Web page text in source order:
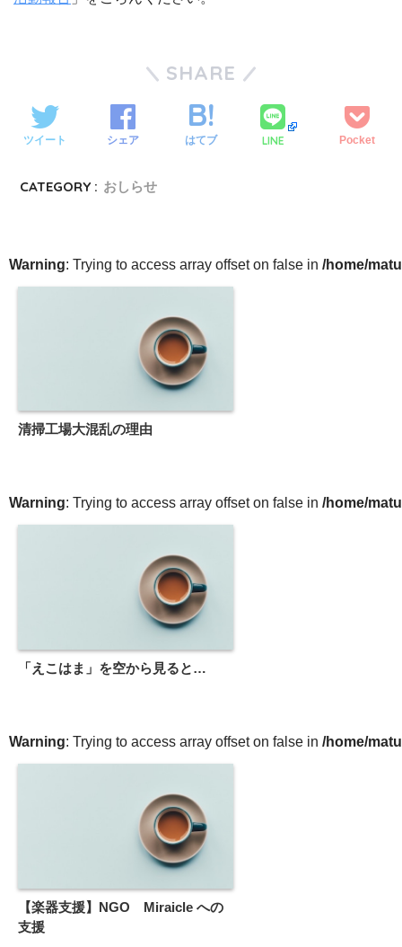
SHARE
ツイート シェア はてブ LINE Pocket
CATEGORY : おしらせ
Warning: Trying to access array offset on false in /home/
清掃工場大混乱の理由
Warning: Trying to access array offset on false in /home/
「えこはま」を空から見ると…
Warning: Trying to access array offset on false in /home/
【楽器支援】NGO Miraicle への
支援